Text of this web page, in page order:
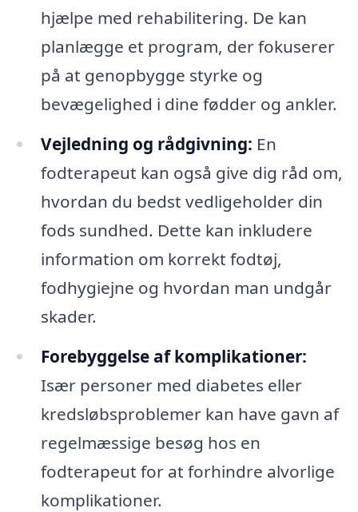
hjælpe med rehabilitering. De kan
planlægge et program, der fokuserer
på at genopbygge styrke og
bevægelighed i dine fødder og ankler.
Vejledning og rådgivning: En
fodterapeut kan også give dig råd om,
hvordan du bedst vedligeholder din
fods sundhed. Dette kan inkludere
information om korrekt fodtøj,
fodhygiejne og hvordan man undgår
skader.
Forebyggelse af komplikationer:
Især personer med diabetes eller
kredsløbsproblemer kan have gavn af
regelmæssige besøg hos en
fodterapeut for at forhindre alvorlige
komplikationer.